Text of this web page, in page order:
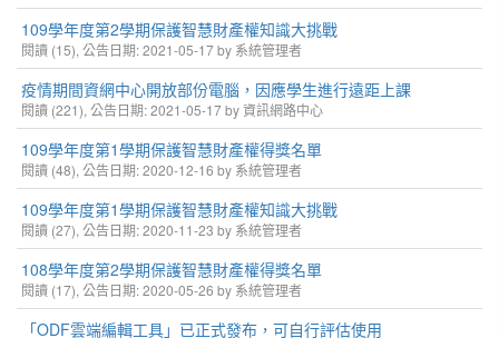
109學年度第2學期保護智慧財產權知識大挑戰
閱讀 (15), 公告日期: 2021-05-17 by 系統管理者
疫情期間資網中心開放部份電腦，因應學生進行遠距上課
閱讀 (221), 公告日期: 2021-05-17 by 資訊網路中心
109學年度第1學期保護智慧財產權得獎名單
閱讀 (48), 公告日期: 2020-12-16 by 系統管理者
109學年度第1學期保護智慧財產權知識大挑戰
閱讀 (27), 公告日期: 2020-11-23 by 系統管理者
108學年度第2學期保護智慧財產權得獎名單
閱讀 (17), 公告日期: 2020-05-26 by 系統管理者
「ODF雲端編輯工具」已正式發布，可自行評估使用